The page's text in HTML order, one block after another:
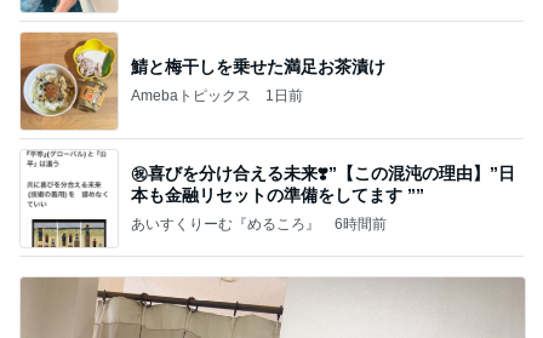
鯖と梅干しを乗せた満足お茶漬け
Amebaトピックス 1日前
㊗️喜びを分け合える未来❣️”【この混沌の理由】”⽇
本も⾦融リセットの準備をしてます ””
あいすくりーむ『めるころ』 6時間前